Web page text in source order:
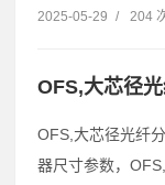
2025-05-29 / 204
OFS,大芯径
OFS,大芯径光纤
器尺寸参数，